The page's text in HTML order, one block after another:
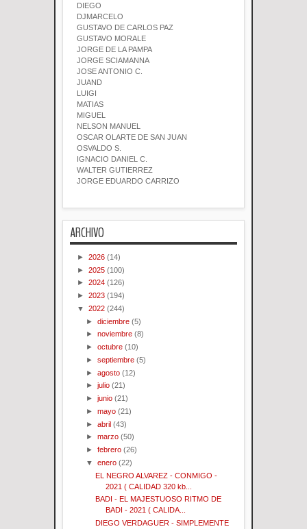
DIEGO
DJMARCELO
GUSTAVO DE CARLOS PAZ
GUSTAVO MORALE
JORGE DE LA PAMPA
JORGE SCIAMANNA
JOSE ANTONIO C.
JUAND
LUIGI
MATIAS
MIGUEL
NELSON MANUEL
OSCAR OLARTE DE SAN JUAN
OSVALDO S.
IGNACIO DANIEL C.
WALTER GUTIERREZ
JORGE EDUARDO CARRIZO
ARCHIVO
► 2026 (14)
► 2025 (100)
► 2024 (126)
► 2023 (194)
▼ 2022 (244)
►diciembre (5)
►noviembre (8)
►octubre (10)
►septiembre (5)
►agosto (12)
►julio (21)
►junio (21)
►mayo (21)
►abril (43)
►marzo (50)
►febrero (26)
▼enero (22)
EL NEGRO ALVAREZ - CONMIGO -
2021 ( CALIDAD 320 kb...
BADI - EL MAJESTUOSO RITMO DE
BADI - 2021 ( CALIDA...
DIEGO VERDAGUER - SIMPLEMENTE